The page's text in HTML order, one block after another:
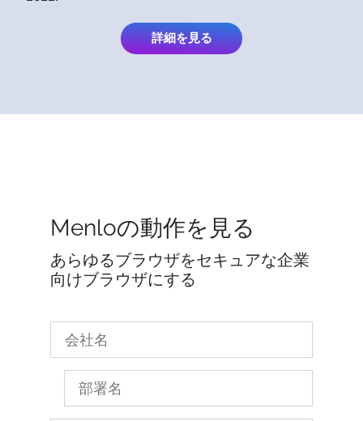
詳細を見る
Menloの動作を見る
あらゆるブラウザをセキュアな企業
向けブラウザにする